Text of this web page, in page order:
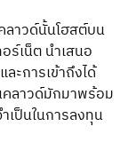
ลาวด์นั้นโฮสต์บน
ร์เน็ต นำเสนอ
ะการเข้าถึงได้
ลาวด์มักมาพร้อม
เป็นในการลงทุน